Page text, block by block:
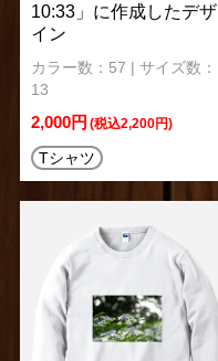
10:33」に作成したデザ
イン
カラー数：57 | サイズ数：
13
2,000円 (税込2,200円)
Tシャツ